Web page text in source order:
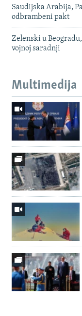
Saudijska Arabija,
odbrambeni pakt
Zelenski u
vojnoj saradnji
Multimedija